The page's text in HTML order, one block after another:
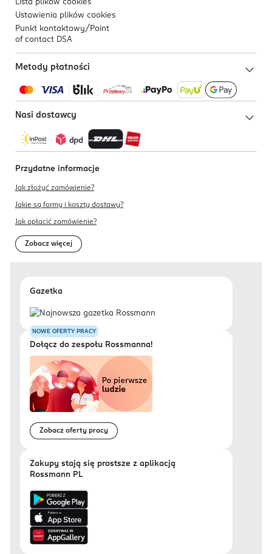
Lista plików cookies
Ustawienia plików cookies
Punkt kontaktowy/ Point
of contact DSA
Metody płatności
Nasi dostawcy
Przydatne informacje
Jak złożyć zamówienie?
Jakie są formy i koszty dostawy?
Jak opłacić zamówienie?
Zobacz więcej
Gazetka
NOWE OFERTY PRACY
Dołącz do zespołu Rossmanna!
Zobacz oferty pracy
Zakupy stają się prostsze z aplikacją
Rossmann PL